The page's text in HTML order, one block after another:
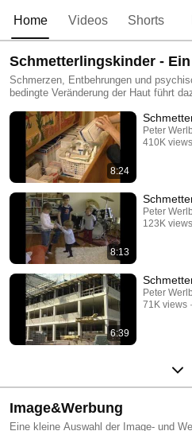
Home Videos Shorts
Schmetterlingskinder -
Epidermolysis bullosa
Schmerzen, Entbehrungen und
bedingte Veränderung der Haut führt
mangelhafte Verankerung der
Epidermolysis bullosa kommt auch an
Verdauungstrakt, in den Augen, also
Epidermolysis bullosa ist nicht
8:24
Peter
410K views
8:13
Peter
123K views
6:39
Peter
71K views
Image&Werbung
Eine kleine Auswahl der Image- und